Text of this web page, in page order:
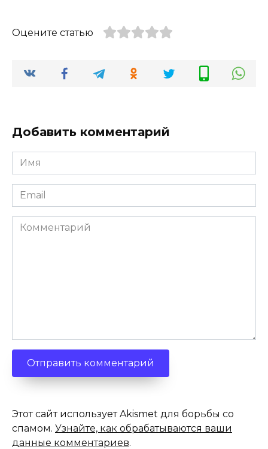
Оцените статью
Добавить комментарий
Имя
*
Email
*
Комментарий
Этот сайт использует Akismet для борьбы со
спамом. Узнайте, как обрабатываются ваши
данные комментариев.